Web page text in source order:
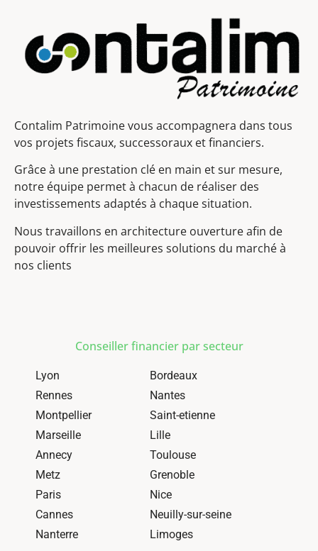
Contalim Patrimoine vous accompagnera dans tous
vos projets fiscaux, successoraux et financiers.
Grâce à une prestation clé en main et sur mesure,
notre équipe permet à chacun de réaliser des
investissements adaptés à chaque situation.
Nous travaillons en architecture ouverture afin de
pouvoir offrir les meilleures solutions du marché à
nos clients
Conseiller financier par secteur
Lyon
Bordeaux
Rennes
Nantes
Montpellier
Saint-etienne
Marseille
Lille
Annecy
Toulouse
Metz
Grenoble
Paris
Nice
Cannes
Neuilly-sur-seine
Nanterre
Limoges